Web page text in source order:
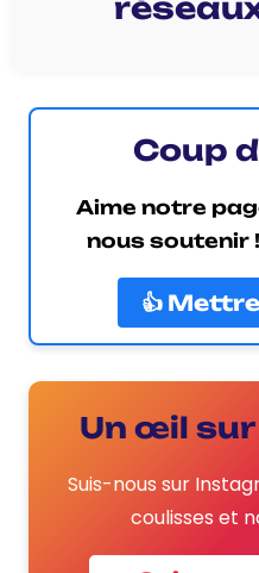
Coup
Aime notre
nous soutenir
👍
Un œil
Suis-nous sur
coulisses et